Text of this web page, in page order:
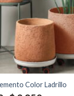
Color Ladrillo
Rango